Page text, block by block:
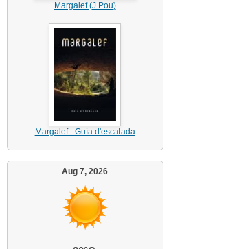
Margalef (J.Pou)
Margalef - Guía d'escalada
Aug 7, 2026